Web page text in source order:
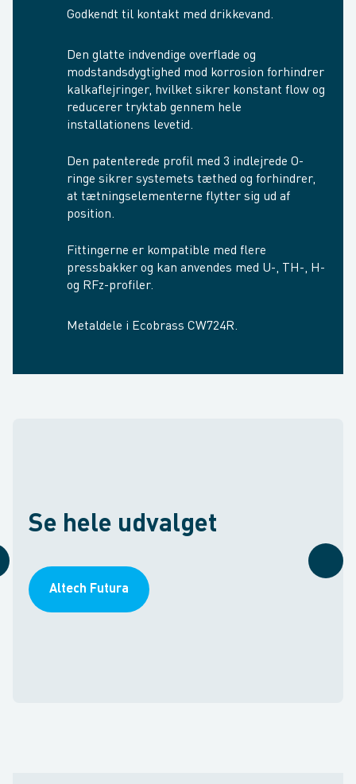
Godkendt til kontakt med drikkevand.
Den glatte indvendige overflade og
modstandsdygtighed mod korrosion forhindrer
kalkaflejringer, hvilket sikrer konstant flow og
reducerer tryktab gennem hele
installationens levetid.
Den patenterede profil med 3 indlejrede O-
ringe sikrer systemets tæthed og forhindrer,
at tætnings­elementerne flytter sig ud af
position.
Fittingerne er kompatible med flere
pressbakker og kan anvendes med U-, TH-, H-
og RFz-profiler.
Metaldele i Ecobrass CW724R.
Se hele udvalget
Altech Futura